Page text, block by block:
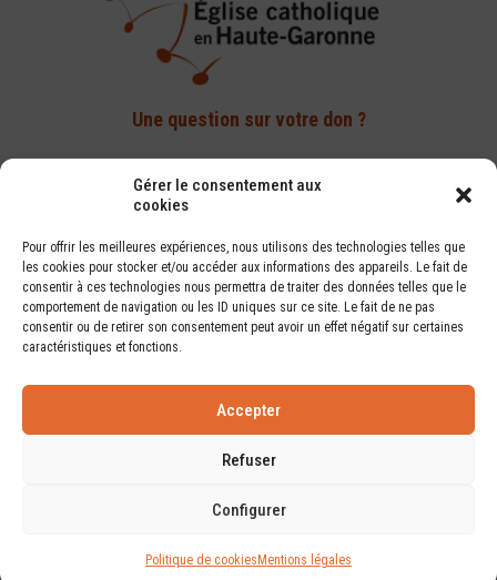
Gérer le consentement aux
cookies
Pour offrir les meilleures expériences, nous utilisons des technologies telles que
les cookies pour stocker et/ou accéder aux informations des appareils. Le fait de
consentir à ces technologies nous permettra de traiter des données telles que le
comportement de navigation ou les ID uniques sur ce site. Le fait de ne pas
consentir ou de retirer son consentement peut avoir un effet négatif sur certaines
caractéristiques et fonctions.
Accepter
Refuser
Configurer
Politique de cookies Mentions légales
Une question sur votre don ?
Par téléphone :
Par e-mail :
donner@diocese-toulouse.org
Où va mon don ?
Mentions légales